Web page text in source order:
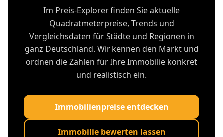
Im Preis-Explorer finden Sie aktuelle
Quadratmeterpreise, Trends und
Vergleichsdaten für Städte und Regionen in
ganz Deutschland. Wir kennen den Markt und
ordnen die Zahlen für Ihre Immobilie konkret
und realistisch ein.
Immobilienpreise entdecken
Immobilie bewerten lassen